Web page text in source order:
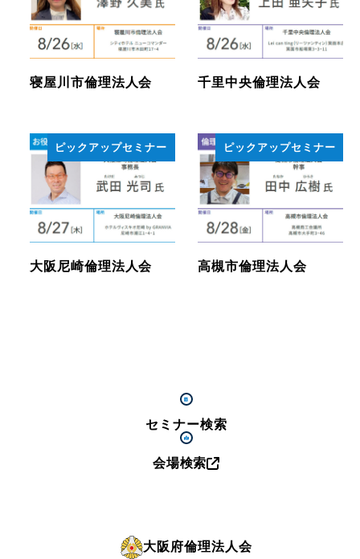
寝屋川市倫理法人会 千里中央倫理法人会
ピックアップセミナー
大阪尼崎倫理法人会
ピックアップセミナー
高槻市倫理法人会
セミナー検索
会場検索
大阪府倫理法人会